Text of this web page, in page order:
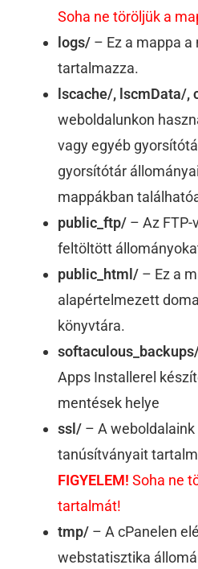
Soha ne töröljük a
logs/ – Ez a mappa
tartalmazza.
lscache/, lscmData/,
weboldalunkon
vagy egyéb
gyorsítótár
mappákban
public_ftp/ – Az FTP-
feltöltött
public_html/ – Ez a
alapértelmezett
könyvtára.
Apps Installerel
mentések helye
ssl/ – A weboldalaink
tanúsítványait
FIGYELEM!Soha ne
tartalmát!
tmp/ – A cPanelen
webstatisztika